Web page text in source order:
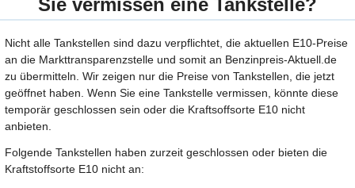
Sie vermissen eine Tankstelle?
Nicht alle Tankstellen sind dazu verpflichtet, die aktuellen E10-Preise
an die Markttransparenzstelle und somit an Benzinpreis-Aktuell.de
zu übermitteln. Wir zeigen nur die Preise von Tankstellen, die jetzt
geöffnet haben. Wenn Sie eine Tankstelle vermissen, könnte diese
temporär geschlossen sein oder die Kraftsoffsorte E10 nicht
anbieten.
Folgende Tankstellen haben zurzeit geschlossen oder bieten die
Kraftstoffsorte E10 nicht an: